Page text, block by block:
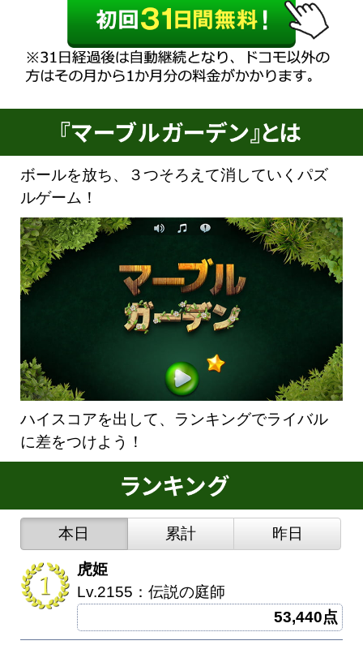
ボールを放ち、３つそろえて消していくパズ
ルゲーム！
ハイスコアを出して、ランキングでライバル
に差をつけよう！
本日 累計 昨日
虎姫
Lv.2155：伝説の庭師
53,440点